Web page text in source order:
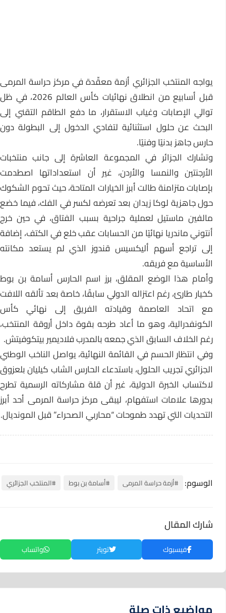
يواجهالمنتخب الجزائريأزمة معقّدة في مركز حراسة المرمى
قبل أسابيع من انطلاق نهائيات كأس العالم 2026، في ظل
توالي الإصابات وغياب الاستقرار، ما دفع الطاقم التقني إلى
البحث عن حلول استثنائية لتفادي الدخول إلى البطولة دون
حارس جاهز بدنيًا وفنيًا.
وتشاركالجزائرفي المجموعة العاشرة إلى جانب منتخبات
الأرجنتين والنمسا والأردن، غير أن استعداداتها اصطدمت
بإصابات متزامنة طالت أبرز الخيارات المتاحة، حيث تحوم الشكوك
حول جاهزية لوكا زيدان بعد تعرضه لكسر في الفك، فيما خضع
مالفين ماستيل لعملية جراحية بسبب الفتاق، في حين خرج
أنتوني ماندريا نهائيًا من الحسابات عقب خلع في الكتف، إضافة
إلى تراجع أسهم أليكسيس قندوز الذي لم يستعد مكانته
الأساسية مع فريقه.
وأمام هذا الوضع المقلق، برز اسم الحارس أسامة بن بوط
كخيار طارئ، رغم اعتزاله الدولي سابقًا، خاصة بعد تألقه اللافت
مع اتحاد العاصمة وقيادته الفريق إلى نهائي كأس
الكونفدرالية، وهو ما أعاد طرحه بقوة داخل أروقة المنتخب،
رغم الخلاف السابق الذي جمعه بالمدرب فلاديمير بيتكوفيتش.
وفي انتظار الحسم في القائمة النهائية، يواصل الناخب الوطني
الجزائري تجريب الحلول، باستدعاء الحارس الشاب كيليان بلعزوق
لاكتساب الخبرة الدولية، غير أن قلة مشاركاته الرسمية تطرح
بدورها علامات استفهام، ليبقى مركز حراسة المرمى أحد أبرز
التحديات التي تهدد طموحات “محاربي الصحراء” قبل المونديال.
الوسوم: #أزمة حراسة المرمى #أسامة بن بوط #المنتخب الجزائري
شارك المقال
فيسبوك تويتر واتساب